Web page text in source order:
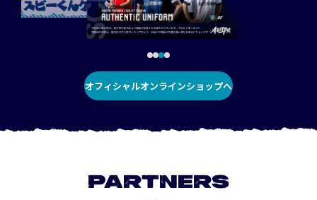
オフィシャルオンラインショップへ
PARTNERS